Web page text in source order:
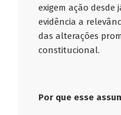
exigem ação desde
evidência a
das alterações
constitucional.
Por que esse